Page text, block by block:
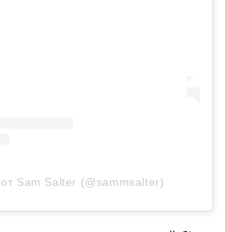
Sam Salter (@sammsalter)